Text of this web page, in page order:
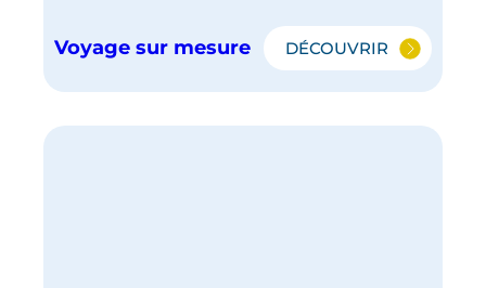
Voyage sur mesure DÉCOUVRIR
LE
DE